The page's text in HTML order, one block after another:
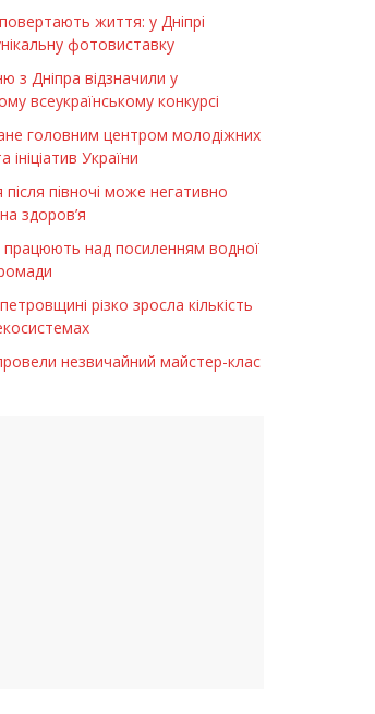
життя: у Дніпрі
фотовиставку
з Дніпра відзначили у
всеукраїнському конкурсі
головним центром молодіжних
ініціатив України
після півночі може негативно
здоров’я
працюють над посиленням водної
різко зросла кількість
незвичайний майстер-клас